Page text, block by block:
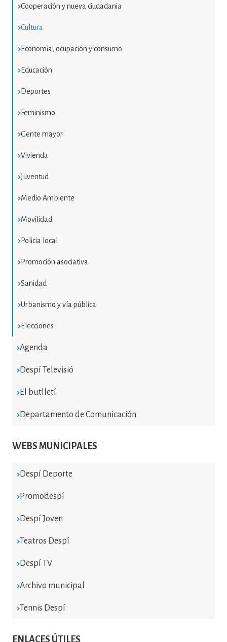
Cooperación y nueva ciudadania
Cultura
Economia, ocupación y consumo
Educación
Deportes
Feminismo
Gente mayor
Vivienda
Juventud
Medio Ambiente
Movilidad
Policia local
Promoción asociativa
Sanidad
Urbanismo y vía pública
Elecciones
Agenda
Despí Televisió
El butlletí
Departamento de Comunicación
WEBS MUNICIPALES
Despí Deporte
Promodespí
Despí Joven
Teatros Despí
Despí TV
Archivo municipal
Tennis Despí
ENLACES ÚTILES